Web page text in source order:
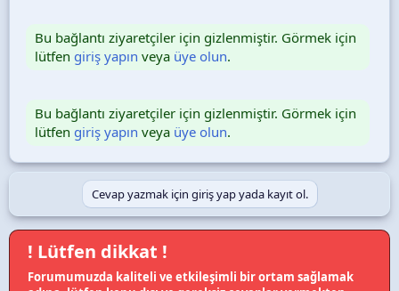
Bu bağlantı ziyaretçiler için gizlenmiştir. Görmek için
lütfen giriş yapın veya üye olun.
Bu bağlantı ziyaretçiler için gizlenmiştir. Görmek için
lütfen giriş yapın veya üye olun.
Cevap yazmak için giriş yap yada kayıt ol.
! Lütfen dikkat !
Forumumuzda kaliteli ve etkileşimli bir ortam sağlamak